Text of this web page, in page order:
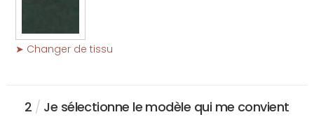
➤ Changer de tissu
2 / Je sélectionne le modèle qui me convient